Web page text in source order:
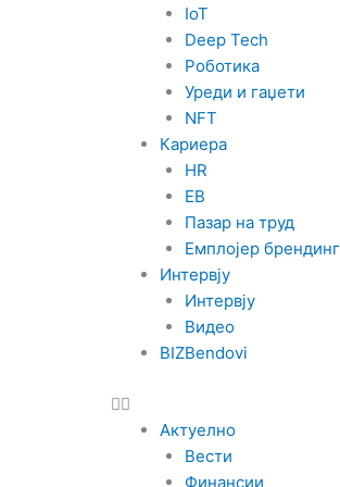
IoT
Deep Tech
Роботика
Уреди и гаџети
NFT
Кариера
HR
EB
Пазар на труд
Емплојер брендинг
Интервју
Интервју
Видео
BIZBendovi
Актуелно
Вести
Финансии